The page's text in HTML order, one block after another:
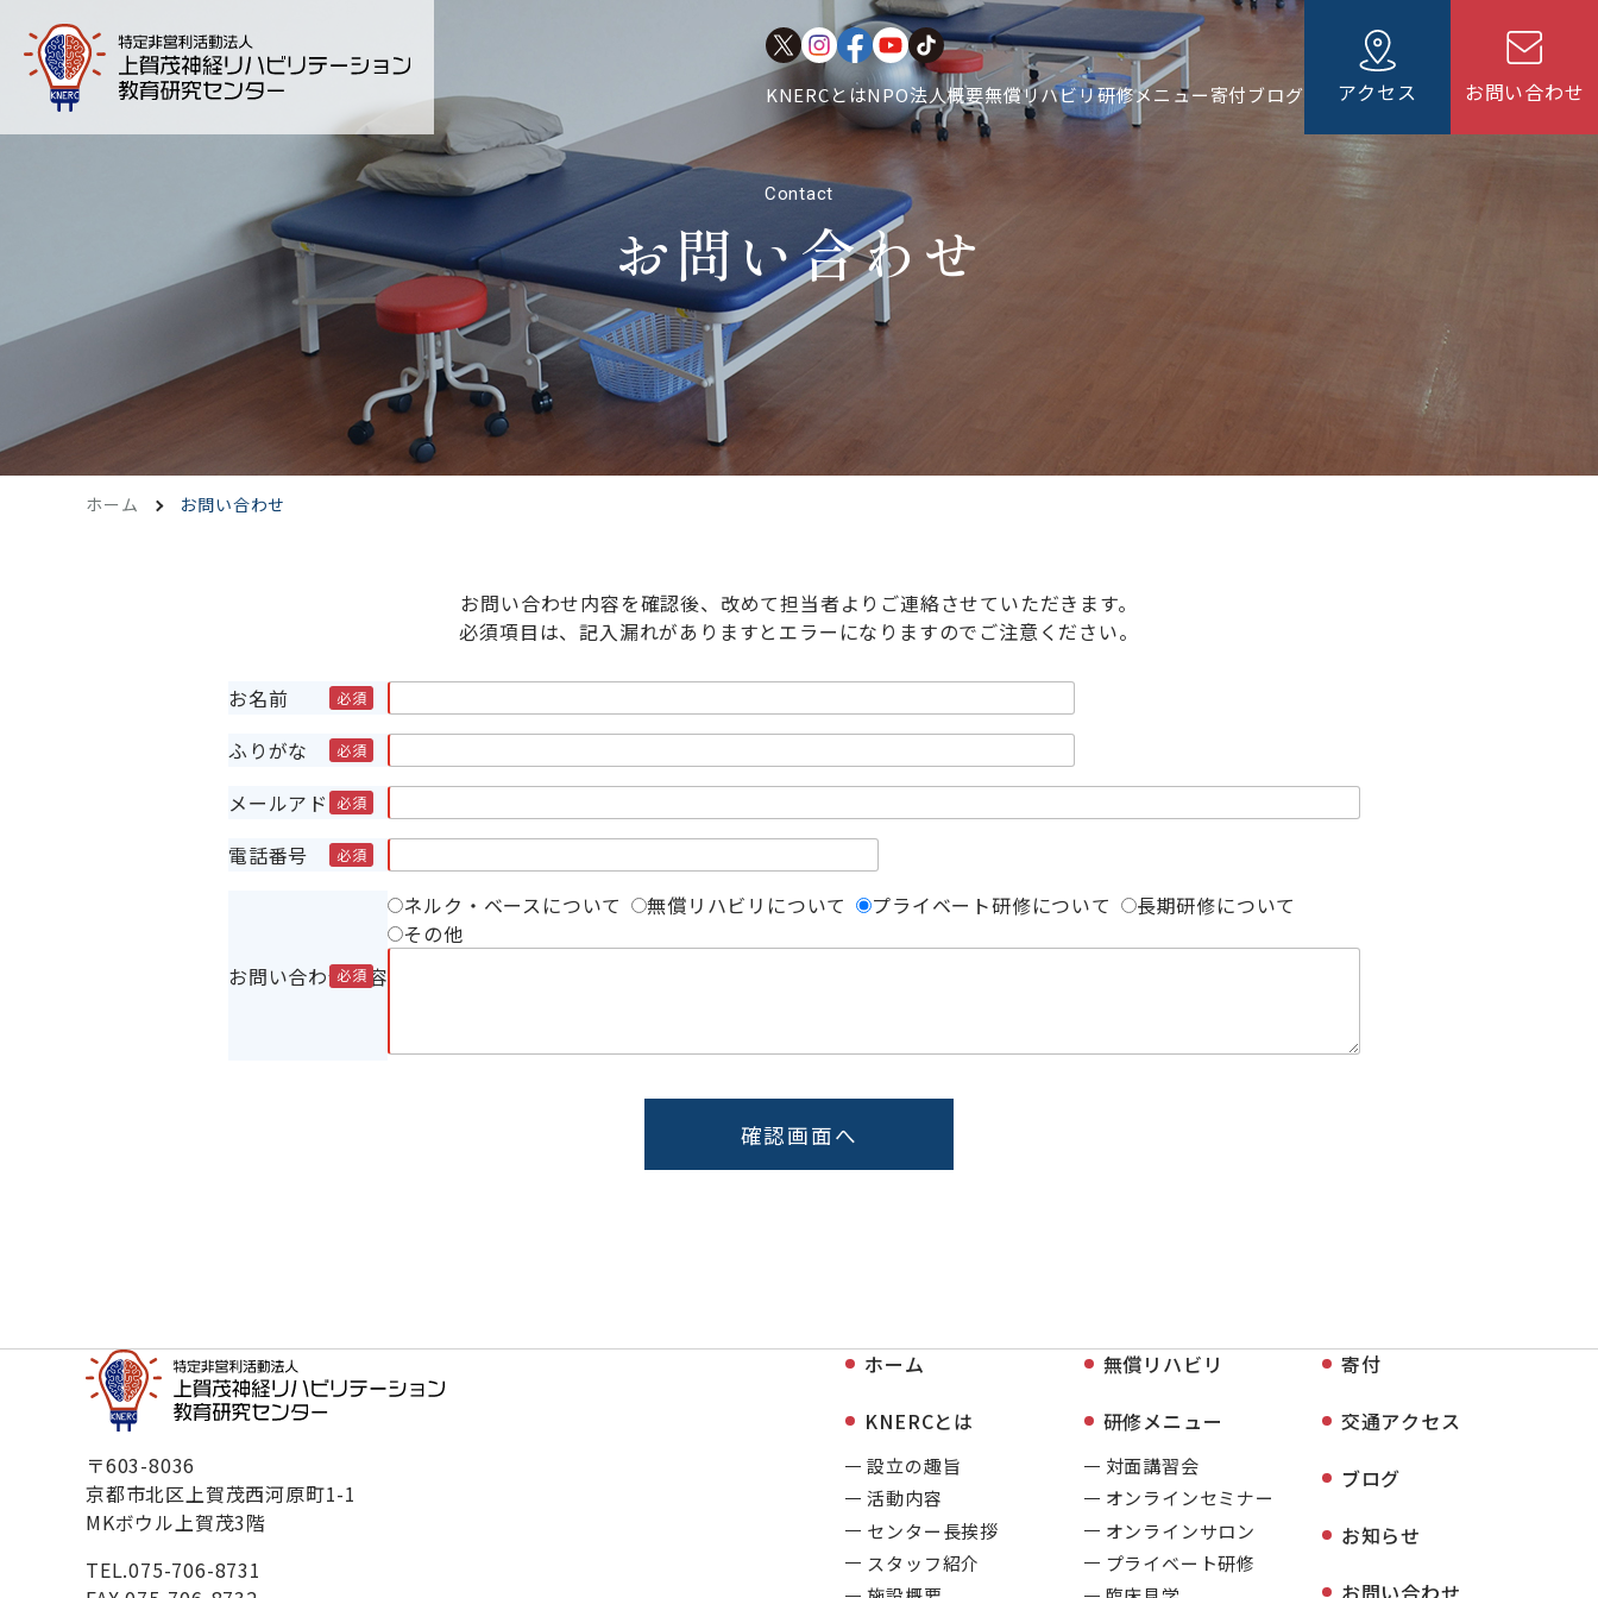
KNERCとはNPO法人概要無償リハビリ研修メニュー寄付ブログ アクセス お問い合わせ
お問い合わせ
ホーム お問い合わせ
お問い合わせ内容を確認後、改めて担当者よりご連絡させていただきます。
必須項目は、記入漏れがありますとエラーになりますのでご注意ください。
お名前
ふりがな
メールアドレス
電話番号
お問い合わせ内容
ネルク・ベースについて 無償リハビリについて プライベート研修について
長期研修について
その他
〒603-8036
京都市北区上賀茂西河原町1-1
MKボウル上賀茂3階
TEL.075-706-8731
ホーム
KNERCとは
設立の趣旨
活動内容
センター長挨拶
スタッフ紹介
無償リハビリ
研修メニュー
対面講習会
オンラインセミナー
オンラインサロン
プライベート研修
寄付
交通アクセス
ブログ
お知らせ
お問い合わせ